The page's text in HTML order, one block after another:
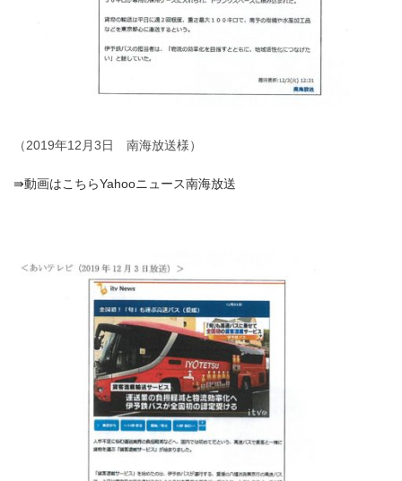
（2019年12月3日 南海放送様）
⇛動画はこちらYahooニュース南海放送